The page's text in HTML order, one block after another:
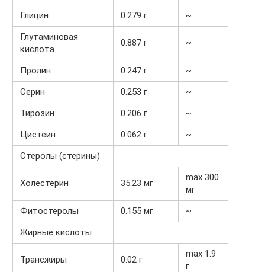
Глицин
0.279 г
~
Глутаминовая
кислота
0.887 г ~
Пролин 0.247 г
~
Серин
0.253 г
~
Тирозин
0.206 г
~
Цистеин
0.062 г
~
Стеролы (стерины)
Холестерин 35.23 мг
max 300
мг
Фитостеролы
0.155 мг
~
Жирные кислоты
Трансжиры 0.02 г
max 1.9
г